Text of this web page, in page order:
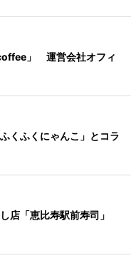
」 運営会社オフィ
くふくにゃんこ」とコラ
店「恵比寿駅前寿司」